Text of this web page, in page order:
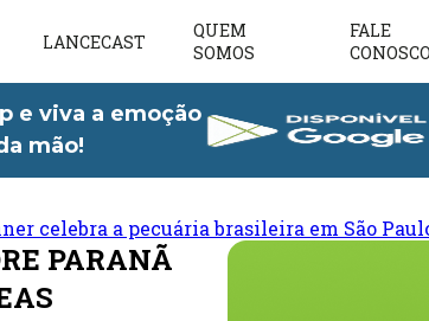
LANCECAST
QUEM
SOMOS
FALE
CONOSCO
e viva a emoção
mão!
celebra a pecuária brasileira em São
PARANÃ